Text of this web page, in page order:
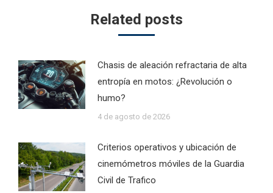
Related posts
Chasis de aleación refractaria de alta
entropía en motos: ¿Revolución o
humo?
4 de agosto de 2026
Criterios operativos y ubicación de
cinemómetros móviles de la Guardia
Civil de Trafico